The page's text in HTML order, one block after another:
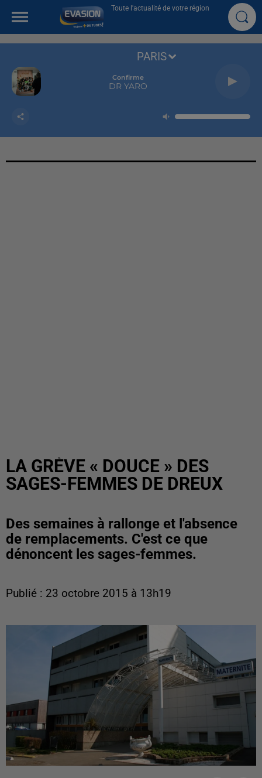
Toute l'actualité de votre région
Confirme
DR YARO
PARIS
LA GRÈVE « DOUCE » DES
SAGES-FEMMES DE DREUX
Des semaines à rallonge et l'absence
de remplacements. C'est ce que
dénoncent les sages-femmes.
Publié : 23 octobre 2015 à 13h19